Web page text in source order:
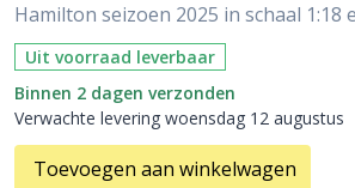
Hamilton seizoen 2025 in schaal 1:18
Uit voorraad leverbaar
Binnen 2 dagen verzonden
Verwachte levering woensdag 12 augustus
Toevoegen aan winkelwagen